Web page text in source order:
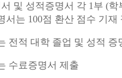
및 성적증명서 각 1 부 (학
서는 100점 환산 점수 기재
전적 대학 졸업 및 성적 증
수료증명서 제출